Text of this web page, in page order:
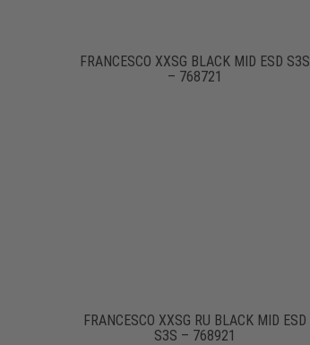
FRANCESCO XXSG BLACK MID ESD S3S
– 768721
FRANCESCO XXSG RU BLACK MID ESD
S3S – 768921